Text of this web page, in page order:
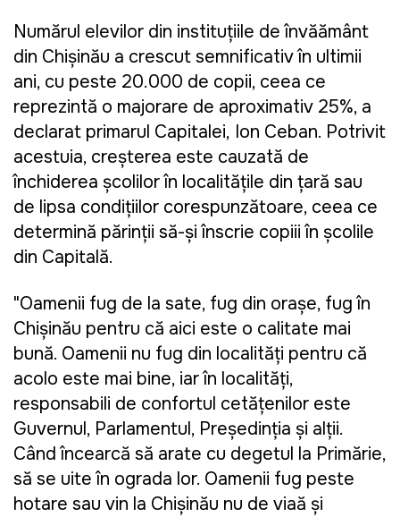
Numărul elevilor din instituțiile de învățământ
din Chișinău a crescut semnificativ în ultimii
ani, cu peste 20.000 de copii, ceea ce
reprezintă o majorare de aproximativ 25%, a
declarat primarul Capitalei, Ion Ceban. Potrivit
acestuia, creșterea este cauzată de
închiderea școlilor în localitățile din țară sau
de lipsa condițiilor corespunzătoare, ceea ce
determină părinții să-și înscrie copiii în școlile
din Capitală.
"Oamenii fug de la sate, fug din oraşe, fug în
Chişinău pentru că aici este o calitate mai
bună. Oamenii nu fug din localităţi pentru că
acolo este mai bine, iar în localităţi,
responsabili de confortul cetăţenilor este
Guvernul, Parlamentul, Preşedinţia şi alţii.
Când încearcă să arate cu degetul la Primărie,
să se uite în ograda lor. Oamenii fug peste
hotare sau vin la Chişinău nu de viaţă şi